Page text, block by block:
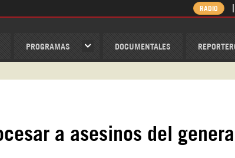
PROGRAMAS DOCUMENTALES
RADIO
a asesinos del general